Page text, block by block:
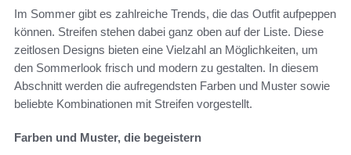
Im Sommer gibt es zahlreiche Trends, die das Outfit aufpeppen
können. Streifen stehen dabei ganz oben auf der Liste. Diese
zeitlosen Designs bieten eine Vielzahl an Möglichkeiten, um
den Sommerlook frisch und modern zu gestalten. In diesem
Abschnitt werden die aufregendsten Farben und Muster sowie
beliebte Kombinationen mit Streifen vorgestellt.
Farben und Muster, die begeistern